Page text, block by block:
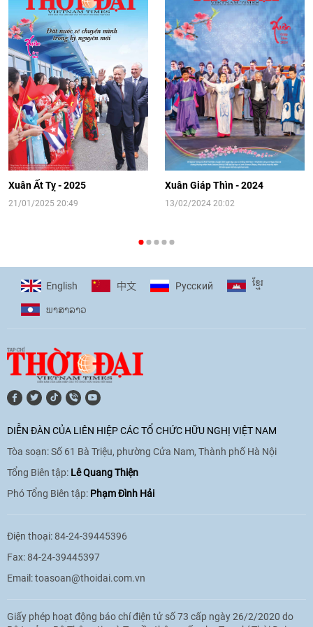
08:02 | 13/06/2026
Video: Cơ hội giao lưu quốc tế cho học
sinh Việt Nam tại trại hè Artek
14:41|12/06/2026
[Video] Đối ngoại nhân dân Thủ đô
hướng tới kết nối hiệu quả nguồn lực
người Việt Nam ở nước ngoài
16:58|10/06/2026
cùng thanh thiếu nhi tiên phong ứng
phó với biến đổi khí hậu
17:07|09/06/2026
[Video] Lào dành ưu tiên hàng đầu cho
quan hệ với Việt Nam
11:01 |09/06/2026
[Video] Doanh nghiệp Hoa Kỳ hỗ trợ
Việt Nam xác định danh tính người mất
tích trong chiến tranh
Xuân Ất Tỵ - 2025
21/01/2025 20:49
Xuân Giáp Thìn - 2024
13/02/2024 20:02
English 中文 Pусский ខ្មែរ
ພາ​ສາ​ລາວ
DIỄN ĐÀN CỦA LIÊN HIỆP CÁC TỔ CHỨC HỮU NGHỊ VIỆT NAM
Tòa soạn: Số 61 Bà Triệu, phường Cửa Nam, Thành phố Hà Nội
Tổng Biên tập: Lê Quang Thiện
Phó Tổng Biên tập: Phạm Đình Hải
Điện thoại: 84-24-39445396
Fax: 84-24-39445397
Email:toasoan@thoidai.com.vn
Giấy phép hoạt động báo chí điện tử số 73 cấp ngày 26/2/2020 do